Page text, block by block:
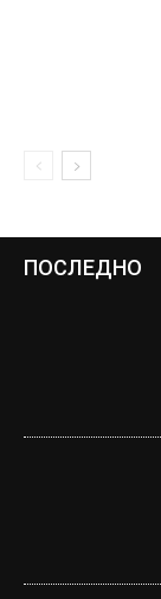
ПОСЛЕДНО